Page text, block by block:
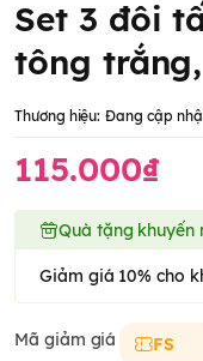
Set 3 đôi
tông
Thương hiệu: Đang cập
115.000₫
Quà tặng khuyến
Giảm giá 10% cho
Mã giảm giá FS